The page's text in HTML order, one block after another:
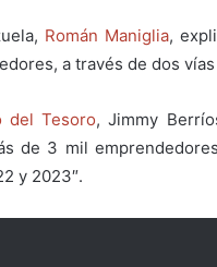
Román Maniglia,
a través de dos
del Tesoro,Jimmy
de 3 mil
y 2023″.